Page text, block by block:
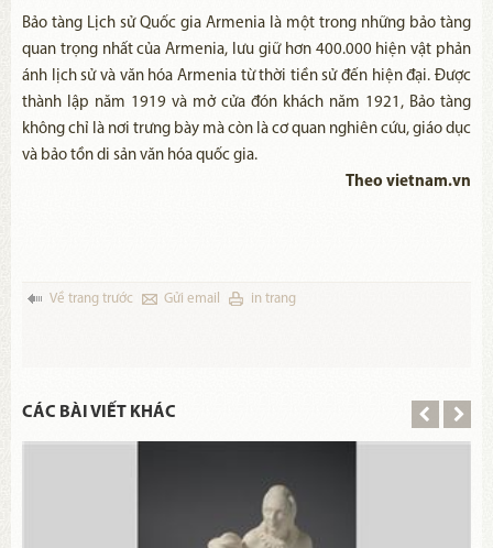
Bảo tàng Lịch sử Quốc gia Armenia là một trong những bảo tàng
quan trọng nhất của Armenia, lưu giữ hơn 400.000 hiện vật phản
ánh lịch sử và văn hóa Armenia từ thời tiền sử đến hiện đại. Được
thành lập năm 1919 và mở cửa đón khách năm 1921, Bảo tàng
không chỉ là nơi trưng bày mà còn là cơ quan nghiên cứu, giáo dục
và bảo tồn di sản văn hóa quốc gia.
Theo vietnam.vn
Về trang trước Gửi email in trang
CÁC BÀI VIẾT KHÁC